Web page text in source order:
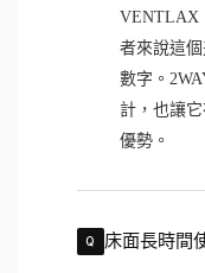
VENTLAX
者來說這
數字。
計，也讓
優勢。
床面長時間